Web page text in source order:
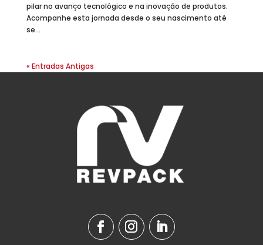
pilar no avanço tecnológico e na inovação de produtos.
Acompanhe esta jornada desde o seu nascimento até
se...
« Entradas Antigas